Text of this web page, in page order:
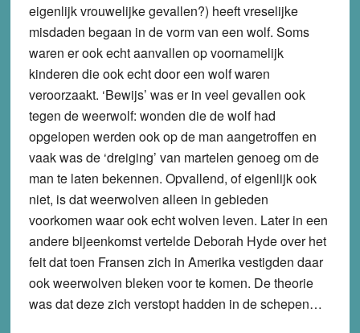
eigenlijk vrouwelijke gevallen?) heeft vreselijke
misdaden begaan in de vorm van een wolf. Soms
waren er ook echt aanvallen op voornamelijk
kinderen die ook echt door een wolf waren
veroorzaakt. ‘Bewijs’ was er in veel gevallen ook
tegen de weerwolf: wonden die de wolf had
opgelopen werden ook op de man aangetroffen en
vaak was de ‘dreiging’ van martelen genoeg om de
man te laten bekennen. Opvallend, of eigenlijk ook
niet, is dat weerwolven alleen in gebieden
voorkomen waar ook echt wolven leven. Later in een
andere bijeenkomst vertelde Deborah Hyde over het
feit dat toen Fransen zich in Amerika vestigden daar
ook weerwolven bleken voor te komen. De theorie
was dat deze zich verstopt hadden in de schepen…